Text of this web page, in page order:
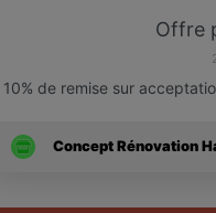
Offre
10% de remise sur
Concept Rénovation